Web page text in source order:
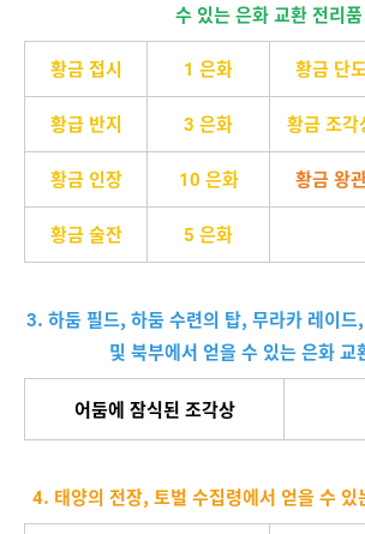
수 있는 은화 교환 전리품
황금 접시 1 은화 황금 단
황급 반지 3 은화 황금 조각
황금 인장 10 은화 황금 왕
황금 술잔 5 은화
3. 하둠 필드, 하둠 수련의 탑, 무라카 레이드
및 북부에서 얻을 수 있는 은화 교
어둠에 잠식된 조각상
4. 태양의 전장, 토벌 수집령에서 얻을 수 있